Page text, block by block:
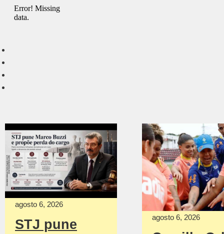
agosto 6, 2026
STJ pune agosto 6, 2026